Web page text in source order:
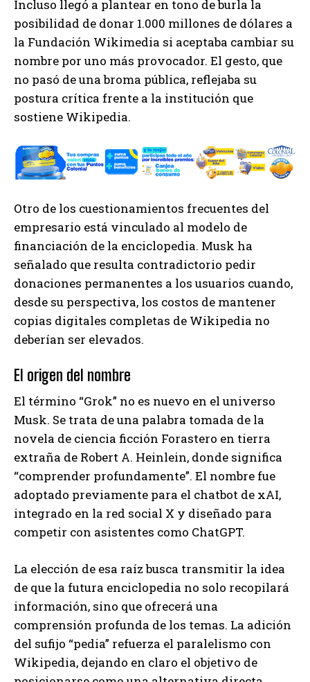
Incluso llegó a plantear en tono de burla la
posibilidad de donar 1.000 millones de dólares a
la Fundación Wikimedia si aceptaba cambiar su
nombre por uno más provocador. El gesto, que
no pasó de una broma pública, reflejaba su
postura crítica frente a la institución que
sostiene Wikipedia.
Otro de los cuestionamientos frecuentes del
empresario está vinculado al modelo de
financiación de la enciclopedia. Musk ha
señalado que resulta contradictorio pedir
donaciones permanentes a los usuarios cuando,
desde su perspectiva, los costos de mantener
copias digitales completas de Wikipedia no
deberían ser elevados.
El origen del nombre
El término “Grok” no es nuevo en el universo
Musk. Se trata de una palabra tomada de la
novela de ciencia ficción Forastero en tierra
extraña de Robert A. Heinlein, donde significa
“comprender profundamente”. El nombre fue
adoptado previamente para el chatbot de xAI,
integrado en la red social X y diseñado para
competir con asistentes como ChatGPT.
La elección de esa raíz busca transmitir la idea
de que la futura enciclopedia no solo recopilará
información, sino que ofrecerá una
comprensión profunda de los temas. La adición
del sufijo “pedia” refuerza el paralelismo con
Wikipedia, dejando en claro el objetivo de